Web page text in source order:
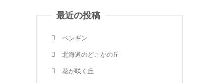
最近の投稿
ペンギン
北海道のどこかの丘
花が咲く丘